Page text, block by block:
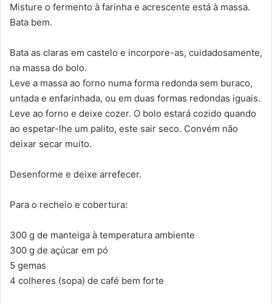
Misture o fermento à farinha e acrescente está à massa.
Bata bem.
Bata as claras em castelo e incorpore-as, cuidadosamente,
na massa do bolo.
Leve a massa ao forno numa forma redonda sem buraco,
untada e enfarinhada, ou em duas formas redondas iguais.
Leve ao forno e deixe cozer. O bolo estará cozido quando
ao espetar-lhe um palito, este sair seco. Convém não
deixar secar muito.
Desenforme e deixe arrefecer.
Para o recheio e cobertura:
300 g de manteiga à temperatura ambiente
300 g de açúcar em pó
5 gemas
4 colheres (sopa) de café bem forte